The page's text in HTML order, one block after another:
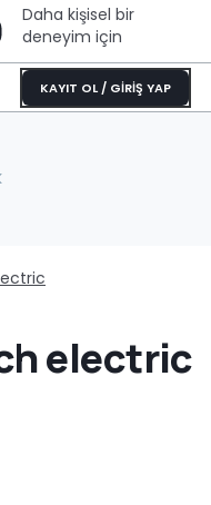
Daha kişisel bir
deneyim için
KAYIT OL / GİRİŞ YAP
electric